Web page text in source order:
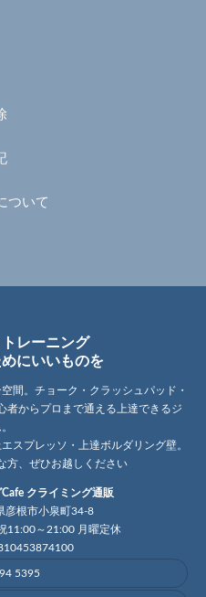
ついて
レーニング
にいいものを
間。チョーク・クラッシュパッド・
者からプロまで通える上達できるジ
スプレッソ・上達ボルダリング壁。
方、ぜひお越しください
クライミング通販
彦根市小泉町34-8
11:00～21:00 月曜定休
5395